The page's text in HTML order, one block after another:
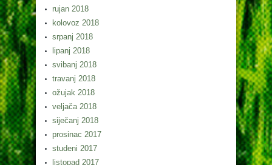
rujan 2018
kolovoz 2018
srpanj 2018
lipanj 2018
svibanj 2018
travanj 2018
ožujak 2018
veljača 2018
siječanj 2018
prosinac 2017
studeni 2017
listopad 2017